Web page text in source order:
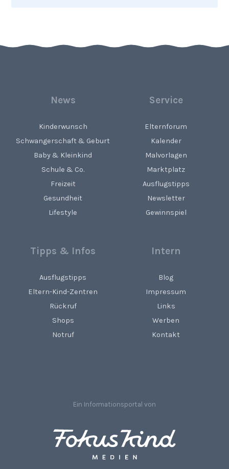
News
Kinderwunsch
Schwangerschaft & Geburt
Baby & Kleinkind
Schule & Co.
Freizeit
Gesundheit
Lifestyle
Service
Elternforum
Kalender
Malvorlagen
Marktplatz
Ausflugstipps
Newsletter
Gewinnspiel
Tipps & Infos
Ausflugstipps
Eltern-Kind-Zentren
Rückruf
Shops
Notruf
Intern
Blog
Impressum
Links
Werben
Kontakt
Ein Informationsportal von